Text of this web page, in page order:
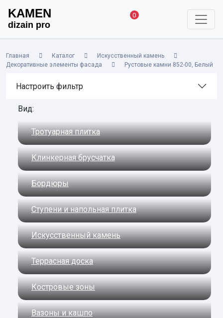
KAMEN
dizain pro
0
Главная Каталог
Искусственный камень
Декоративные элементы фасада
Рустовые камни 852-00, Белый
Настроить фильтр
Вид:
Тротуарная плитка
Клинкерная брусчатка
Бордюры
Ступени и напольная плитка
Искусственный камень
Террасная доска
Костровые зоны
Вазоны и кашпо